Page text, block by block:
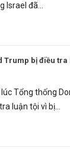
Israel đã...
Trump bị điều tra
lúc Tổng thống
luận tội vì bị...